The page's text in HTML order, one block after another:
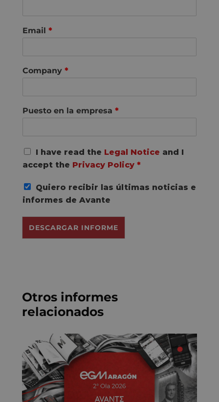
Email *
Company *
Puesto en la empresa *
R
P
C
o
s
n
I have read the Legal Notice and I
accept the Privacy Policy *
Quiero recibir las últimas noticias e
informes de Avante
DESCARGAR INFORME
Otros informes
relacionados